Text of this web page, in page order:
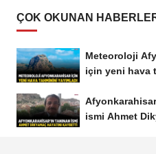
ÇOK OKUNAN
Meteoroloji
için yeni hava
ismi Ahmet